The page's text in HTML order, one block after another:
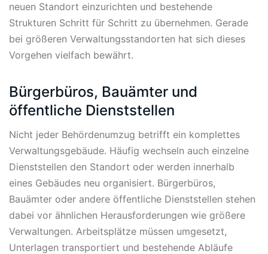
neuen Standort einzurichten und bestehende
Strukturen Schritt für Schritt zu übernehmen. Gerade
bei größeren Verwaltungsstandorten hat sich dieses
Vorgehen vielfach bewährt.
Bürgerbüros, Bauämter und
öffentliche Dienststellen
Nicht jeder Behördenumzug betrifft ein komplettes
Verwaltungsgebäude. Häufig wechseln auch einzelne
Dienststellen den Standort oder werden innerhalb
eines Gebäudes neu organisiert. Bürgerbüros,
Bauämter oder andere öffentliche Dienststellen stehen
dabei vor ähnlichen Herausforderungen wie größere
Verwaltungen. Arbeitsplätze müssen umgesetzt,
Unterlagen transportiert und bestehende Abläufe